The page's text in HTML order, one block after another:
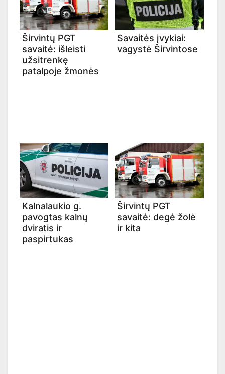
Širvintų PGT
savaitė: išleisti
užsitrenkę
patalpoje žmonės
Savaitės įvykiai:
vagystė Širvintose
Kalnalaukio g.
pavogtas kalnų
dviratis ir
paspirtukas
Širvintų PGT
savaitė: degė žolė
ir kita